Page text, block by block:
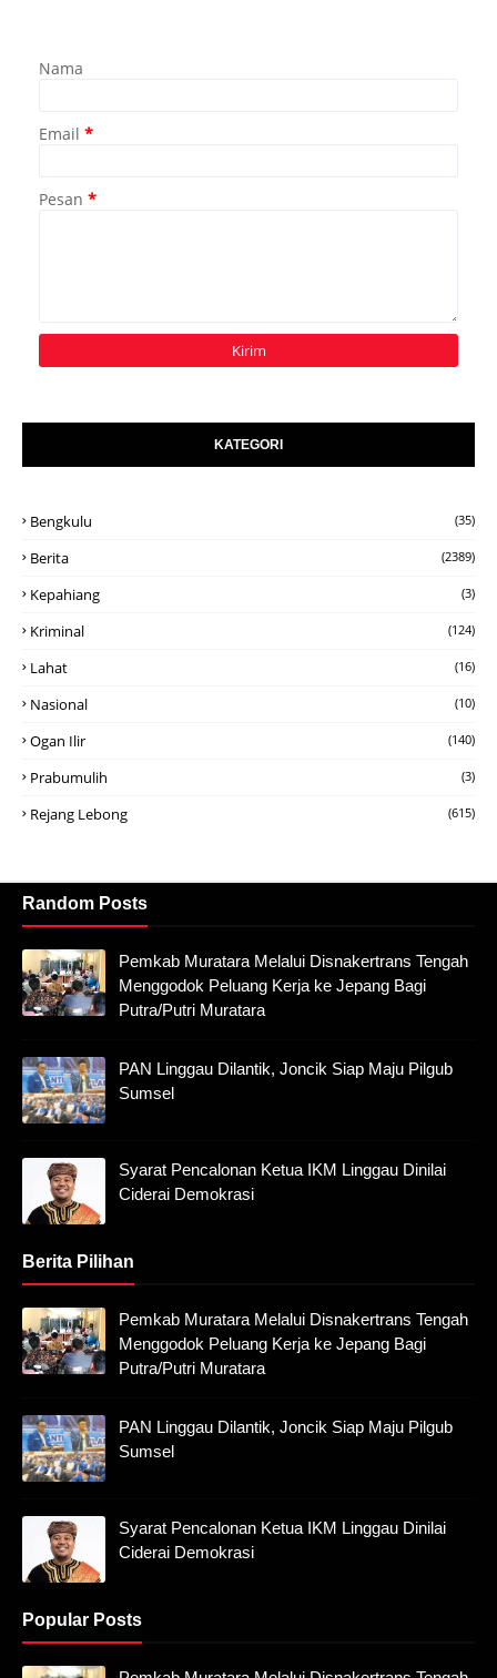
Nama
Email *
Pesan *
KATEGORI
Bengkulu (35)
Berita (2389)
Kepahiang (3)
Kriminal (124)
Lahat (16)
Nasional (10)
Ogan Ilir (140)
Prabumulih (3)
Rejang Lebong (615)
Random Posts
Pemkab Muratara Melalui Disnakertrans Tengah
Menggodok Peluang Kerja ke Jepang Bagi
Putra/Putri Muratara
PAN Linggau Dilantik, Joncik Siap Maju Pilgub
Sumsel
Syarat Pencalonan Ketua IKM Linggau Dinilai
Ciderai Demokrasi
Berita Pilihan
Pemkab Muratara Melalui Disnakertrans Tengah
Menggodok Peluang Kerja ke Jepang Bagi
Putra/Putri Muratara
PAN Linggau Dilantik, Joncik Siap Maju Pilgub
Sumsel
Syarat Pencalonan Ketua IKM Linggau Dinilai
Ciderai Demokrasi
Popular Posts